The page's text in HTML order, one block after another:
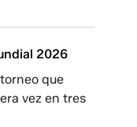
2026
que
vez en tres